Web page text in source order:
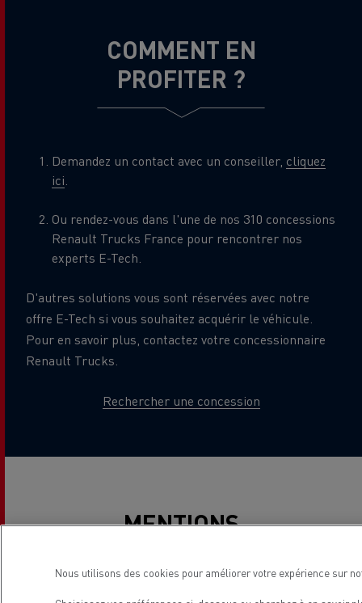
COMMENT EN
PROFITER ?
Demandez un contact avec un conseiller, cliquez
ici
Ou rendez-vous dans l'une de nos 310 concessions
Renault Trucks France pour rencontrer nos
experts E-Tech.
D'autres solutions vous sont réservées avec notre
offre E-Tech si vous souhaitez acquérir le véhicule.
Pour en savoir plus, contactez votre concessionnaire
Renault Trucks.
Rechercher une concession
MENTIONS
Nous utilisons des cookies pour améliorer votre expérience sur